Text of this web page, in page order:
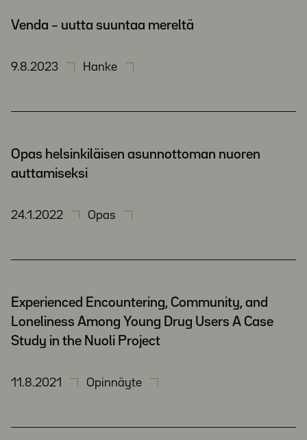
Venda – uutta suuntaa mereltä
9.8.2023 Hanke
Opas helsinkiläisen asunnottoman nuoren
auttamiseksi
24.1.2022 Opas
Experienced Encountering, Community, and
Loneliness Among Young Drug Users A Case
Study in the Nuoli Project
11.8.2021 Opinnäyte